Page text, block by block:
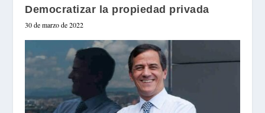
Democratizar la propiedad privada
30 de marzo de 2022